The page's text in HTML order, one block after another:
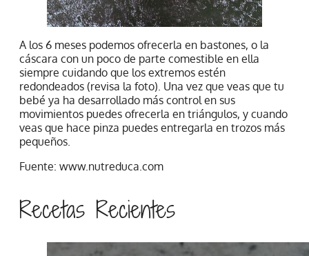
A los 6 meses podemos ofrecerla en bastones, o la
cáscara con un poco de parte comestible en ella
siempre cuidando que los extremos estén
redondeados (revisa la foto). Una vez que veas que tu
bebé ya ha desarrollado más control en sus
movimientos puedes ofrecerla en triángulos, y cuando
veas que hace pinza puedes entregarla en trozos más
pequeños.
Fuente: www.nutreduca.com
Recetas Recientes